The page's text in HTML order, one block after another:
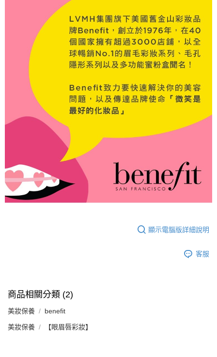
顯示電腦版詳細說明
客服
商品相關分類 (2)
美妝保養 benefit
美妝保養 【眼眉唇彩妝】